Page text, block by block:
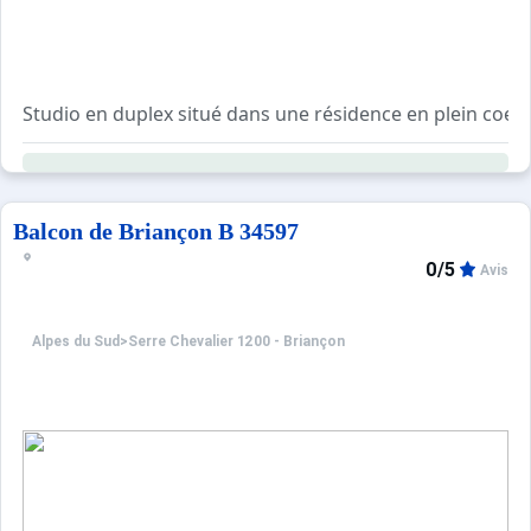
Studio en duplex situé dans une résidence en plein
Il se compose d'un coin montagne, d'une salle d'eau
A l'étage, une mezzanine avec lit 2 places et d'une salle
Exposition Ouest. Vue panoramique !
Parking gratuit aux alentours ou possibilité de parking
Balcon de Briançon B 34597
Alpes du Sud >Serre Chevalier 1200 - Briançon
0/5 Avis